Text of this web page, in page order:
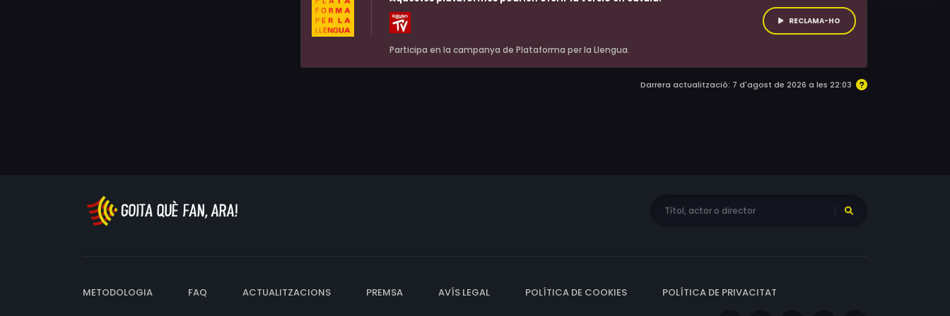
Participa en la campanya de Plataforma per la Llengua.
RECLAMA-HO
Darrera actualització: 7 d'agost de 2026 a les 22:03
METODOLOGIA FAQ ACTUALITZACIONS PREMSA AVÍS LEGAL POLÍTICA DE COOKIES POLÍTICA DE PRIVACITAT